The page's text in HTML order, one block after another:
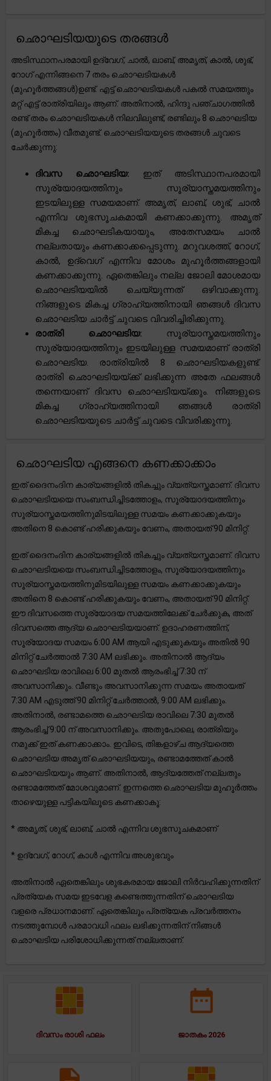
ഛൊഘടിയയുടെ തരങ്ങൾ
അടിസ്ഥാനപരമായി ഉദ്വേഗ്, ചാൽ, ലാബ്, അമൃത്, കാൽ, ശുഭ്,
റോഗ് എന്നിങ്ങനെ 7 തരം ഛൊഘടിയകൾ
(മുഹൂർത്തങ്ങൾ)ഉണ്ട്. എട്ട് ഛൊഘടിയകൾ പകൽ സമയത്തും
മറ്റ് എട്ട് രാത്രിയിലും ആണ്. അതിനാൽ, ഹിന്ദു പഞ്ചാഗത്തിൽ
രണ്ട് തരം ഛൊഘടിയകൾ നിലവിലുണ്ട്, രണ്ടിലും 8 ഛൊഘടിയ
(മുഹൂർത്തം) വീതമുണ്ട്. ഛൊഘടിയയുടെ തരങ്ങൾ ചുവടെ
ചേർക്കുന്നു:
ദിവസ ഛൊഘടിയ: ഇത് അടിസ്ഥാനപരമായി
സൂര്യോദയത്തിനും സൂര്യാസ്തമയത്തിനും
ഇടയിലുള്ള സമയമാണ്. അമൃത്, ലാബ്, ശുഭ്, ചാൽ
എന്നിവ ശുഭസൂചകമായി കണക്കാക്കുന്നു. അമൃത്
മികച്ച ഛൊഘടികയായും, അതേസമയം ചാൽ
നല്ലതായും കണക്കാക്കപ്പെടുന്നു. മറുവശത്ത്, റോഗ്,
കാൽ, ഉദ്‌വെഗ് എന്നിവ മോശം മുഹൂർത്തങ്ങളായി
കണക്കാക്കുന്നു. ഏതെങ്കിലും നല്ല ജോലി മോശമായ
ഛൊഘടിയയിൽ ചെയ്യുന്നത് ഒഴിവാക്കുന്നു.
നിങ്ങളുടെ മികച്ച ഗ്രാഹ്യത്തിനായി ഞങ്ങൾ ദിവസ
ഛൊഘടിയ ചാർട്ട് ചുവടെ വിവരിച്ചിരിക്കുന്നു.
രാത്രി ഛൊഘടിയ: സൂര്യാസ്തമയത്തിനും
സൂര്യോദയത്തിനും ഇടയിലുള്ള സമയമാണ് രാത്രി
ഛൊഘടിയ. രാത്രിയിൽ 8 ഛൊഘടിയകളുണ്ട്.
രാത്രി ഛൊഘടിയയ്ക്ക് ലഭിക്കുന്ന അതേ ഫലങ്ങൾ
തന്നെയാണ് ദിവസ ഛൊഘടിയയ്ക്കും. നിങ്ങളുടെ
മികച്ച ഗ്രാഹ്യത്തിനായി ഞങ്ങൾ രാത്രി
ഛൊഘടിയയുടെ ചാർട്ട് ചുവടെ വിവരിക്കുന്നു.
ഛൊഘടിയ എങ്ങനെ കണക്കാക്കാം
ഇത് ദൈനംദിന കാര്യങ്ങളിൽ തികച്ചും വ്യത്യസ്തമാണ്. ദിവസ
ഛൊഘടിയയെ സംബന്ധിച്ചിടത്തോളം, സൂര്യോദയത്തിനും
സൂര്യാസ്തമയത്തിനുമിടയിലുള്ള സമയം കണക്കാക്കുകയും
അതിനെ 8 കൊണ്ട് ഹരിക്കുകയും വേണം, അതായത് 90 മിനിറ്റ്.
ഇത് ദൈനംദിന കാര്യങ്ങളിൽ തികച്ചും വ്യത്യസ്തമാണ്. ദിവസ
ഛൊഘടിയയെ സംബന്ധിച്ചിടത്തോളം, സൂര്യോദയത്തിനും
സൂര്യാസ്തമയത്തിനുമിടയിലുള്ള സമയം കണക്കാക്കുകയും
അതിനെ 8 കൊണ്ട് ഹരിക്കുകയും വേണം, അതായത് 90 മിനിറ്റ്.
ഈ ദിവസത്തെ സൂര്യോദയ സമയത്തിലേക്ക് ചേർക്കുക, അത്
ദിവസത്തെ ആദ്യ ഛൊഘടിയയാണ്. ഉദാഹരണത്തിന്,
സൂര്യോദയ സമയം 6:00 AM ആയി എടുക്കുകയും അതിൽ 90
മിനിറ്റ് ചേർത്താൽ 7:30 AM ലഭിക്കും. അതിനാൽ ആദ്യം
ഛൊഘടിയ രാവിലെ 6:00 മുതൽ ആരംഭിച്ച് 7:30 ന്
അവസാനിക്കും. വീണ്ടും അവസാനിക്കുന്ന സമയം അതായത്
7:30 AM എടുത്ത് 90 മിനിറ്റ് ചേർത്താൽ, 9:00 AM ലഭിക്കും.
അതിനാൽ, രണ്ടാമത്തെ ഛൊഘടിയ രാവിലെ 7:30 മുതൽ
ആരംഭിച്ച് 9:00 ന് അവസാനിക്കും. അതുപോലെ, രാത്രിയും
നമുക്ക് ഇത് കണക്കാക്കാം. ഇവിടെ, തിങ്കളാഴ്ച ആദ്യത്തെ
ഛൊഘടിയ അമൃത് ഛൊഘടിയയും, രണ്ടാമത്തേത് കാൽ
ഛൊഘടിയയും ആണ്. അതിനാൽ, ആദ്യത്തേത് നല്ലതും
രണ്ടാമത്തേത് മോശവുമാണ്. ഇന്നത്തെ ഛൊഘടിയ മുഹൂർത്തം
താഴെയുള്ള പട്ടികയിലൂടെ കണക്കാകൂ:
* അമൃത്, ശുഭ്, ലാബ്, ചാൽ എന്നിവ ശുഭസൂചകമാണ്
* ഉദ്വേഗ്, റോഗ്, കാൾ എന്നിവ അശുഭവും
അതിനാൽ ഏതെങ്കിലും ശുഭകരമായ ജോലി നിർവഹിക്കുന്നതിന്
പ്രത്യേക സമയ ഇടവേള കണ്ടെത്തുന്നതിന് ഛൊഘടിയ
വളരെ പ്രധാനമാണ്. ഏതെങ്കിലും പ്രത്യേക പ്രവർത്തനം
നടത്തുമ്പോൾ പരമാവധി ഫലം ലഭിക്കുന്നതിന് നിങ്ങൾ
ഛൊഘടിയ പരിശോധിക്കുന്നത് നല്ലതാണ്.
ദിവസം രാശി ഫലം ജാതകം 2026